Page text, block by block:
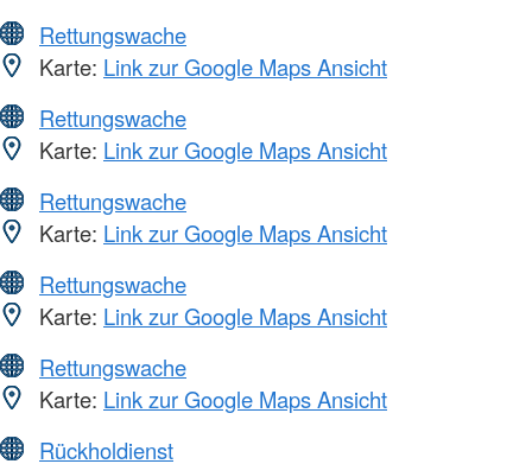
Rettungswache
Karte: Link zur Google Maps Ansicht
Rettungswache
Karte: Link zur Google Maps Ansicht
Rettungswache
Karte: Link zur Google Maps Ansicht
Rettungswache
Karte: Link zur Google Maps Ansicht
Rettungswache
Karte: Link zur Google Maps Ansicht
Rückholdienst